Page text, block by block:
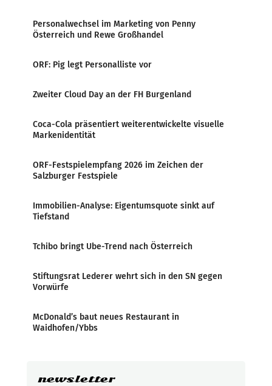
Personalwechsel im Marketing von Penny
Österreich und Rewe Großhandel
ORF: Pig legt Personalliste vor
Zweiter Cloud Day an der FH Burgenland
Coca-Cola präsentiert weiterentwickelte visuelle
Markenidentität
ORF-Festspielempfang 2026 im Zeichen der
Salzburger Festspiele
Immobilien-Analyse: Eigentumsquote sinkt auf
Tiefstand
Tchibo bringt Ube-Trend nach Österreich
Stiftungsrat Lederer wehrt sich in den SN gegen
Vorwürfe
McDonald’s baut neues Restaurant in
Waidhofen/Ybbs
newsletter